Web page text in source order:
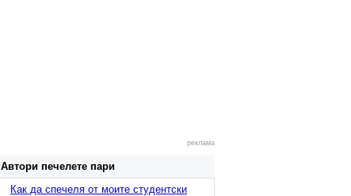
реклама
Автори печелете пари
Как да спечеля от моите студентски